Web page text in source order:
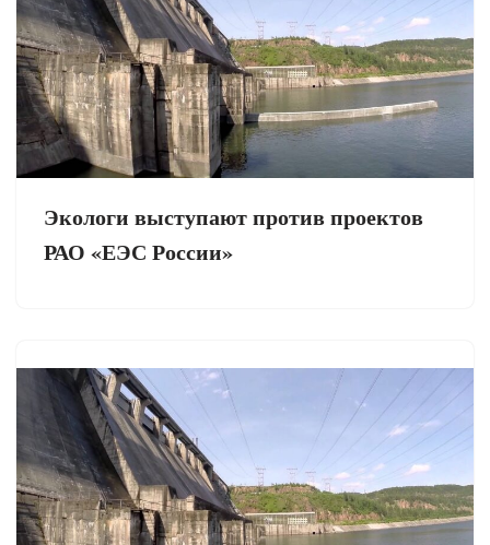
Экологи выступают против проектов
РАО «ЕЭС России»